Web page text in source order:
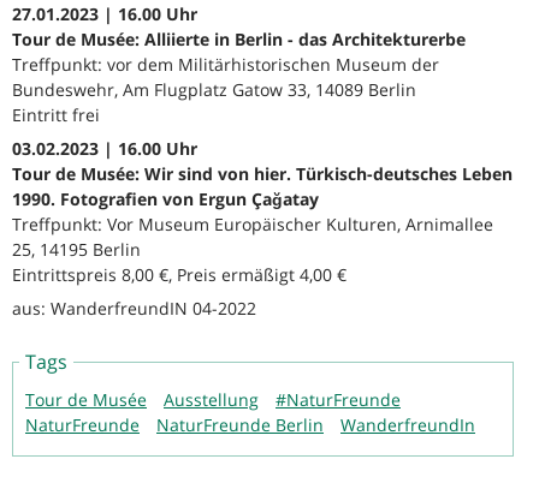
27.01.2023 | 16.00 Uhr
Tour de Musée: Alliierte in Berlin - das Architekturerbe
Treffpunkt: vor dem Militärhistorischen Museum der
Bundeswehr, Am Flugplatz Gatow 33, 14089 Berlin
Eintritt frei
03.02.2023 | 16.00 Uhr
Tour de Musée: Wir sind von hier. Türkisch-deutsches Leben
1990. Fotografien von Ergun Çağatay
Treffpunkt: Vor Museum Europäischer Kulturen, Arnimallee
25, 14195 Berlin
Eintrittspreis 8,00 €, Preis ermäßigt 4,00 €
aus: WanderfreundIN 04-2022
Tags
Tour de Musée Ausstellung
#NaturFreunde
NaturFreunde
NaturFreunde Berlin WanderfreundIn